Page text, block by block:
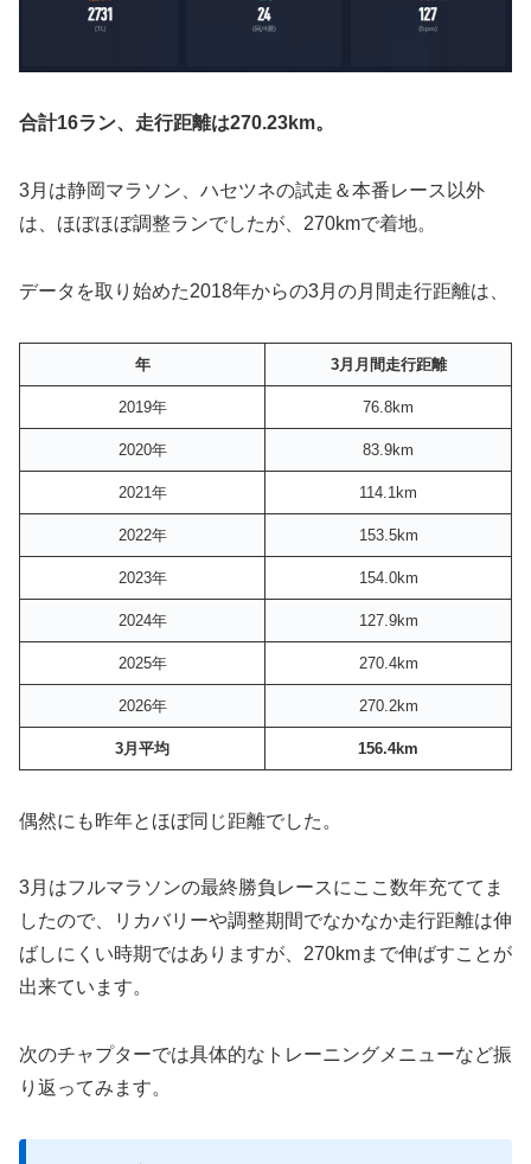
合計16ラン、走行距離は270.23km。
3月は静岡マラソン、ハセツネの試走＆本番レース以外
は、ほぼほぼ調整ランでしたが、270kmで着地。
データを取り始めた2018年からの3月の月間走行距離は、
年 3月月間走行距離
2019年 76.8km
2020年 83.9km
2021年 114.1km
2022年 153.5km
2023年 154.0km
2024年 127.9km
2025年 270.4km
2026年 270.2km
3月平均 156.4km
偶然にも昨年とほぼ同じ距離でした。
3月はフルマラソンの最終勝負レースにここ数年充ててま
したので、リカバリーや調整期間でなかなか走行距離は伸
ばしにくい時期ではありますが、270kmまで伸ばすことが
出来ています。
次のチャプターでは具体的なトレーニングメニューなど振
り返ってみます。